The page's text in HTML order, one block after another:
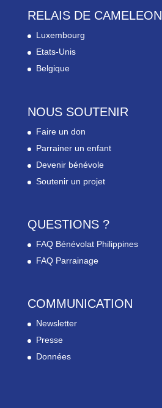
RELAIS DE CAMELEON
Luxembourg
Etats-Unis
Belgique
NOUS SOUTENIR
Faire un don
Parrainer un enfant
Devenir bénévole
Soutenir un projet
QUESTIONS ?
FAQ Bénévolat Philippines
FAQ Parrainage
COMMUNICATION
Newsletter
Presse
Données